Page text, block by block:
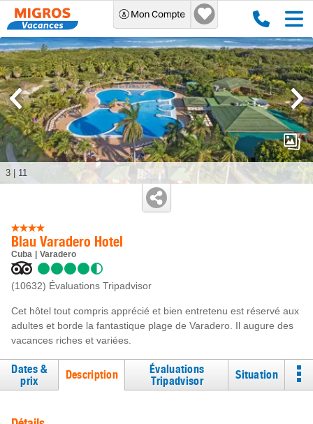
Blau Varadero Hotel
Cuba Varadero
(10632) Évaluations Tripadvisor
Cet hôtel tout compris apprécié et bien entretenu est réservé aux
adultes et borde la fantastique plage de Varadero. Il augure des
vacances riches et variées.
3 11
Dates &
prix
Description
Évaluations
Tripadvisor
Situation